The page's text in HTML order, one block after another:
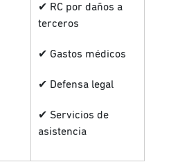
✔ RC por daños a
terceros
✔ Gastos médicos
✔ Defensa legal
✔ Servicios de
asistencia